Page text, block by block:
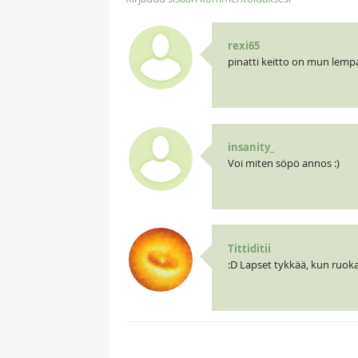
rexi65
pinatti keitto on mun
insanity_
Voi miten söpö annos :)
Tittiditii
:D Lapset tykkää, kun